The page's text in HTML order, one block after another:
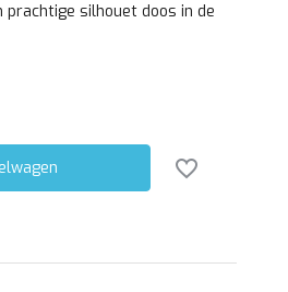
silhouet doos in de